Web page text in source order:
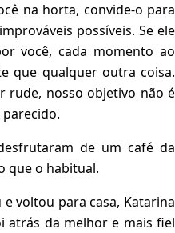
na horta, convide-o para
possíveis. Se ele
você, cada momento ao
que qualquer outra coisa.
rude, nosso objetivo não é
de um café da
que o habitual.
voltou para casa, Katarina
atrás da melhor e mais fiel